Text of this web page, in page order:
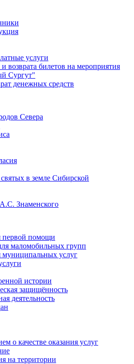
услуги
возврата билетов на мероприятия
Сургут"
денежных средств
Севера
в земле Сибирской
Знаменского
первой помощи
маломобильных групп
муниципальных услуг
истории
защищённость
деятельность
о качестве оказания услуг
на территории